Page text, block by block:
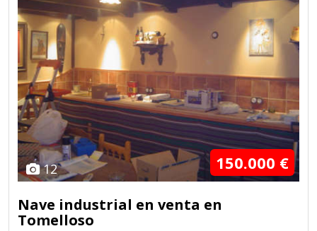
12 150.000 €
Nave industrial en venta en
Tomelloso